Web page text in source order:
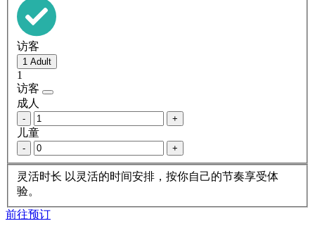
访客
1
访客
成人
- +
儿童
- +
灵活时长 以灵活的时间安排，按你自己的节奏享受体
验。
前往预订